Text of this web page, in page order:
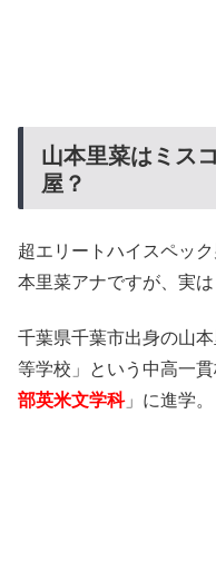
山本里菜はミス
屋？
超エリートハイスペッ
本里菜アナですが、実
千葉県千葉市出身の山
等学校」という中高一
部英米文学科」に進学。